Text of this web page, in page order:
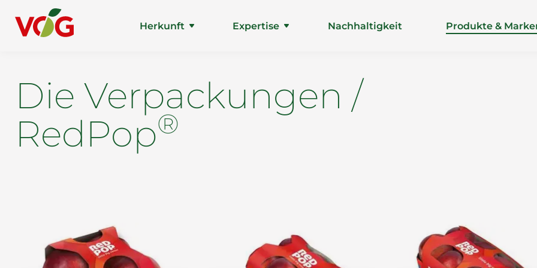
Herkunft Expertise Nachhaltigkeit Produkte &
Die Verpackungen /
RedPop®